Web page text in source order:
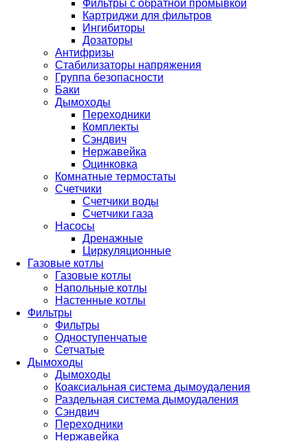
Фильтры с обратной промывкой
Картриджи для фильтров
Ингибиторы
Дозаторы
Антифризы
Стабилизаторы напряжения
Группа безопасности
Баки
Дымоходы
Переходники
Комплекты
Сэндвич
Нержавейка
Оцинковка
Комнатные термостаты
Счетчики
Счетчики воды
Счетчики газа
Насосы
Дренажные
Циркуляционные
Газовые котлы
Газовые котлы
Напольные котлы
Настенные котлы
Фильтры
Фильтры
Одноступенчатые
Сетчатые
Дымоходы
Дымоходы
Коаксиальная система дымоудаления
Раздельная система дымоудаления
Сэндвич
Переходники
Нержавейка